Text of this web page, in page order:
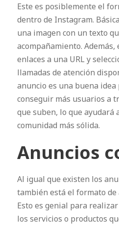
Este es posiblemente el
dentro de Instagram.
una imagen con un texto
acompañamiento.
enlaces a una URL y
llamadas de atención
anuncio es una buena
conseguir más usuarios a
que suben, lo que ayudará
comunidad más sólida.
Anuncios
Al igual que existen los
también está el formato de
Esto es genial para
los servicios o productos